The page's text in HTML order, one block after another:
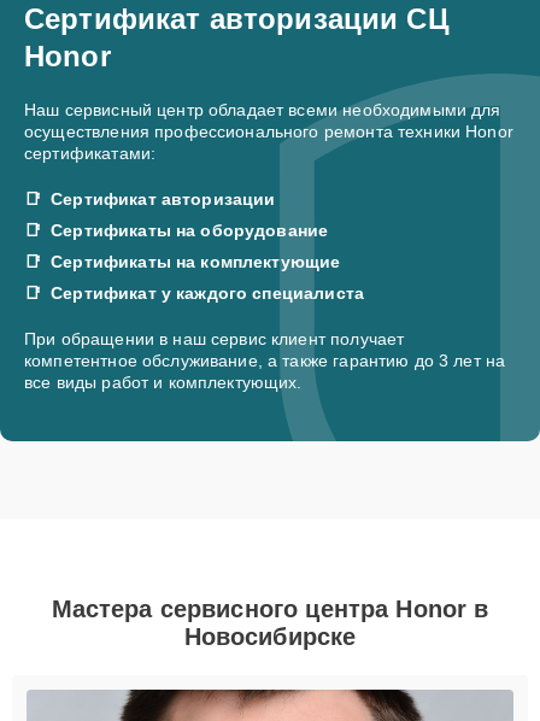
Сертификат авторизации СЦ
Honor
Наш сервисный центр обладает всеми необходимыми для
осуществления профессионального ремонта техники Honor
сертификатами:
Сертификат авторизации
Сертификаты на оборудование
Сертификаты на комплектующие
Сертификат у каждого специалиста
При обращении в наш сервис клиент получает
компетентное обслуживание, а также гарантию до 3 лет на
все виды работ и комплектующих.
Мастера сервисного центра Honor в
Новосибирске